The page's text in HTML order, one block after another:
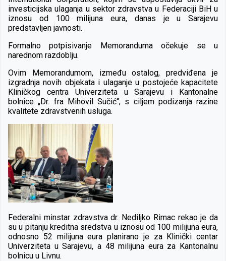
investicijska ulaganja u sektor zdravstva u Federaciji BiH u
iznosu od 100 milijuna eura, danas je u Sarajevu
predstavljen javnosti.
Formalno potpisivanje Memoranduma očekuje se u
narednom razdoblju.
Ovim Memorandumom, između ostalog, predviđena je
izgradnja novih objekata i ulaganje u postojeće kapacitete
Kliničkog centra Univerziteta u Sarajevu i Kantonalne
bolnice „Dr. fra Mihovil Sučić“, s ciljem podizanja razine
kvalitete zdravstvenih usluga.
Federalni minstar zdravstva dr. Nediljko Rimac rekao je da
su u pitanju kreditna sredstva u iznosu od 100 milijuna eura,
odnosno 52 milijuna eura planirano je za Klinički centar
Univerziteta u Sarajevu, a 48 milijuna eura za Kantonalnu
bolnicu u Livnu.